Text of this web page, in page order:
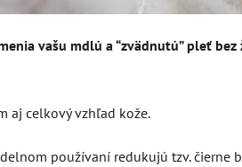
vašu mdlú a “zvädnutú” pleť
aj celkový vzhľad kože.
používaní redukujú tzv. čierne